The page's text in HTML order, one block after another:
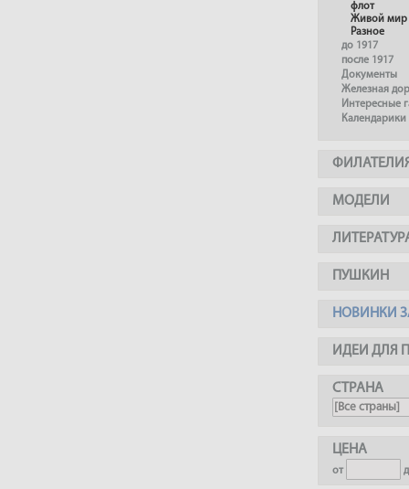
флот
Живой мир
Разное
до 1917
после 1917
Документы
Железная
Интересные
Календарики
МОДЕЛИ
ПУШКИН
НОВИНКИ
ИДЕИ ДЛЯ
СТРАНА
ЦЕНА
от